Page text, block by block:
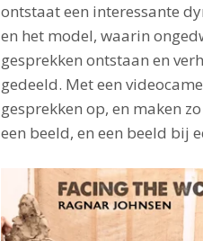
ontstaat een interessante
en het model, waarin
gesprekken ontstaan en
gedeeld. Met een
gesprekken op, en maken
een beeld, en een beeld bij